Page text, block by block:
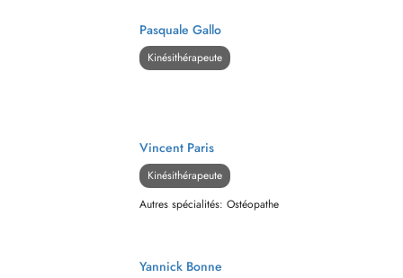
Pasquale Gallo
Kinésithérapeute
Vincent Paris
Kinésithérapeute
Autres spécialités: Ostéopathe
Yannick Bonne